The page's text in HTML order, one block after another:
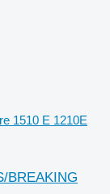
1510 E 1210E
BREAKING